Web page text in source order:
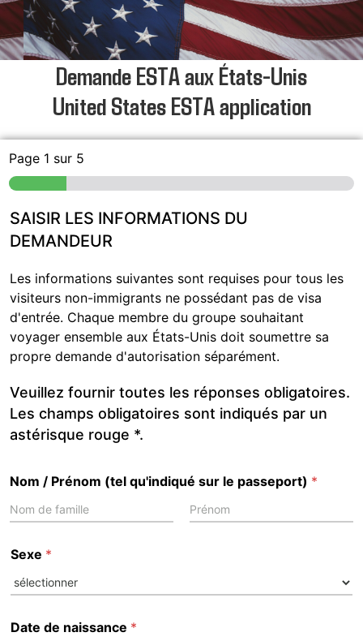
Demande ESTA aux États-Unis
United States ESTA application
Page 1 sur 5
SAISIR LES INFORMATIONS DU
DEMANDEUR
Les informations suivantes sont requises pour tous les
visiteurs non-immigrants ne possédant pas de visa
d'entrée. Chaque membre du groupe souhaitant
voyager ensemble aux États-Unis doit soumettre sa
propre demande d'autorisation séparément.
Veuillez fournir toutes les réponses obligatoires.
Les champs obligatoires sont indiqués par un
astérisque rouge *.
Nom / Prénom (tel qu'indiqué sur le passeport) *
Sexe *
Date de naissance *